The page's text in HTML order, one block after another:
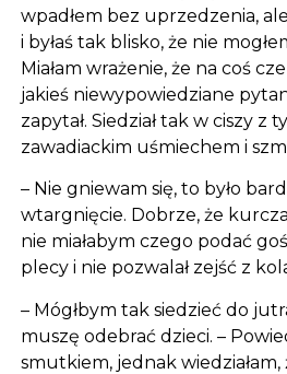
wpadłem bez uprzedzenia,
i byłaś tak blisko, że nie
Miałam wrażenie, że na coś
jakieś niewypowiedziane
zapytał. Siedział tak w ciszy z
zawadiackim uśmiechem i
– Nie gniewam się, to było
wtargnięcie. Dobrze, że
nie miałabym czego podać
plecy i nie pozwalał zejść z
– Mógłbym tak siedzieć do
muszę odebrać dzieci. –
smutkiem, jednak wiedziałam,